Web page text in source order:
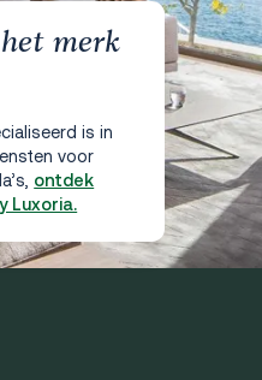
merk
is in
voor
ontdek
Luxoria.